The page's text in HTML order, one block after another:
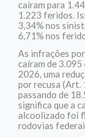
caíram para
1.223 feridos.
3,34% nos
6,71% nos
As infrações
caíram de
2026, uma
por recusa (Art.
passando de
significa que a
alcoolizado foi
rodovias